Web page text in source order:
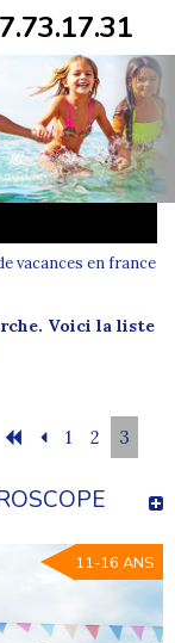
vacances en france
Voici la liste
1 2 3
11-16 ANS